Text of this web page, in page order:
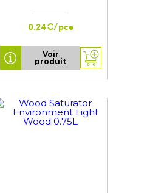
0.24€/pce
Voir
produit